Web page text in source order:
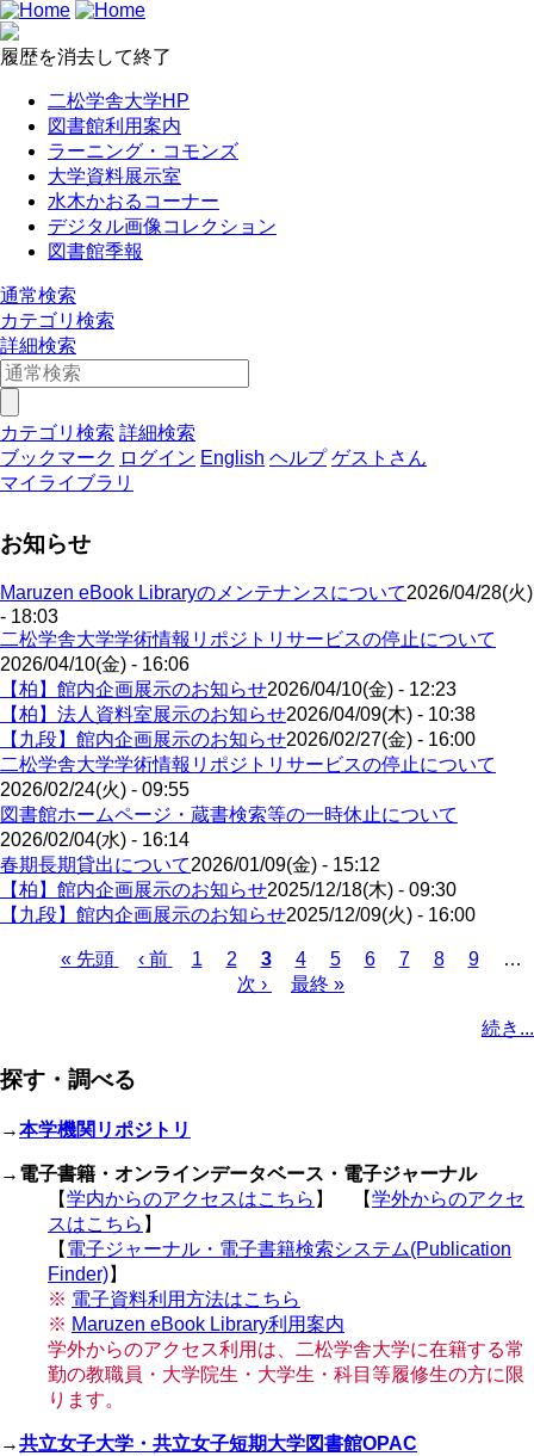
履歴を消去して終了
二松学舎大学HP
図書館利用案内
ラーニング・コモンズ
大学資料展示室
水木かおるコーナー
デジタル画像コレクション
図書館季報
通常検索
カテゴリ検索
詳細検索
カテゴリ検索 詳細検索
ブックマーク ログイン English ヘルプ ゲストさん
マイライブラリ
お知らせ
Maruzen eBook Libraryのメンテナンスについて2026/04/28(火)
- 18:03
二松学舎大学学術情報リポジトリサービスの停止について
2026/04/10(金) - 16:06
【柏】館内企画展示のお知らせ2026/04/10(金) - 12:23
【柏】法人資料室展示のお知らせ2026/04/09(木) - 10:38
【九段】館内企画展示のお知らせ2026/02/27(金) - 16:00
二松学舎大学学術情報リポジトリサービスの停止について
2026/02/24(火) - 09:55
図書館ホームページ・蔵書検索等の一時休止について
2026/02/04(水) - 16:14
春期長期貸出について2026/01/09(金) - 15:12
【柏】館内企画展示のお知らせ2025/12/18(木) - 09:30
【九段】館内企画展示のお知らせ2025/12/09(火) - 16:00
り
先
« 先頭
前
‹ 前
ペ
1
ペ
ー
2
カ
レ
3
ペ
ー
4
ペ
ー
5
ペ
6
ペ
7
ペ
8
ペ
9
…
次
次 ›
最
最終 »
続き...
探す・調べる
→本学機関リポジトリ
→ 電子書籍・オンラインデータベース・電子ジャーナル
【学内からのアクセスはこちら 】 【学外からのアクセ
スはこちら 】
【 電子ジャーナル・電子書籍検索システム(Publication
Finder)】
※ 電子資料利用方法はこちら
※ Maruzen eBook Library利用案内
学外からのアクセス利用は、二松学舎大学に在籍する常
勤の教職員・大学院生・大学生・科目等履修生の方に限
ります。
→共立女子大学・共立女子短期大学図書館OPAC